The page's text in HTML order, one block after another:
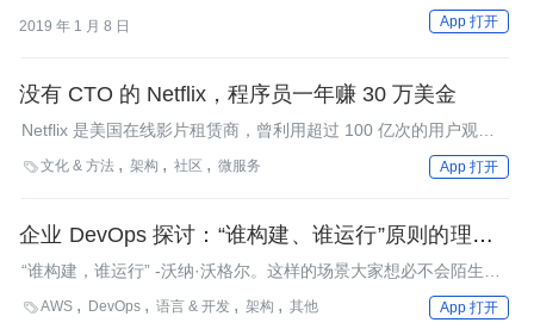
2019 年 1 月 8 日 App 打开
没有 CTO 的 Netflix，程序员一年赚 30 万美金
Netflix 是美国在线影片租赁商，曾利用超过 100 亿次的用户观看
纪录分析观众喜好，制作出热播剧集《纸牌屋》。Netflix 的工程文
化，被很多国内一线互联网公司研究借鉴，但实际上，这家技术实
文化 & 方法 架构 社区 微服务 App 打开
企业 DevOps 探讨：“谁构建、谁运行”原则的理论基
础
“谁构建，谁运行” -沃纳·沃格尔。这样的场景大家想必不会陌生：
我们正与家人共度美好时光，突然刺耳的电话铃声嗡嗡响起，我们
的注意力也为之吸引。听筒中的尖叫声告知，我们的应用程序——
AWS DevOps 语言 & 开发 架构 其他 App 打开